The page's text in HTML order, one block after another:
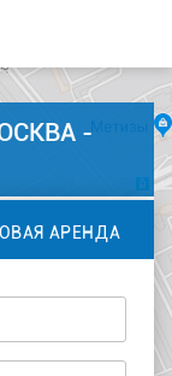
-
АРЕНДА